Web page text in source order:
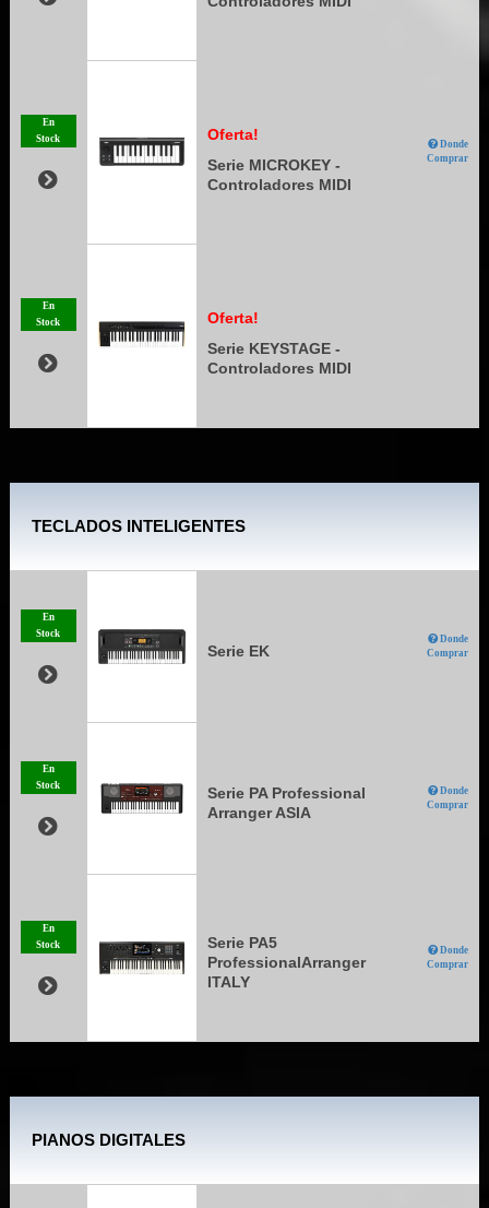
En
Stock
Oferta!
Serie MICROKEY -
Controladores MIDI
Donde
Comprar
En
Stock
Oferta!
Serie KEYSTAGE -
Controladores MIDI
TECLADOS INTELIGENTES
En
Stock
Serie EK
Donde
Comprar
En
Stock
Serie PA Professional
Arranger ASIA
Donde
Comprar
En
Stock
Serie PA5
ProfessionalArranger
ITALY
Donde
Comprar
PIANOS DIGITALES